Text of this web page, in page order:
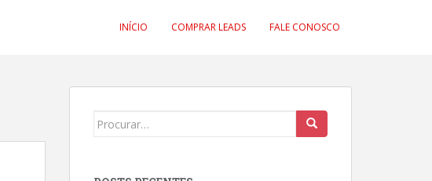
INÍCIO COMPRAR LEADS FALE CONOSCO
Search